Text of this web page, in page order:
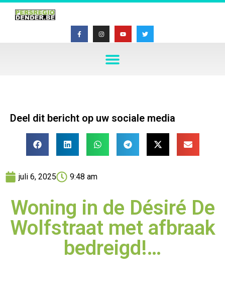
Deel dit bericht op uw sociale media
juli 6, 2025 9:48 am
Woning in de Désiré De
Wolfstraat met afbraak
bedreigd!…